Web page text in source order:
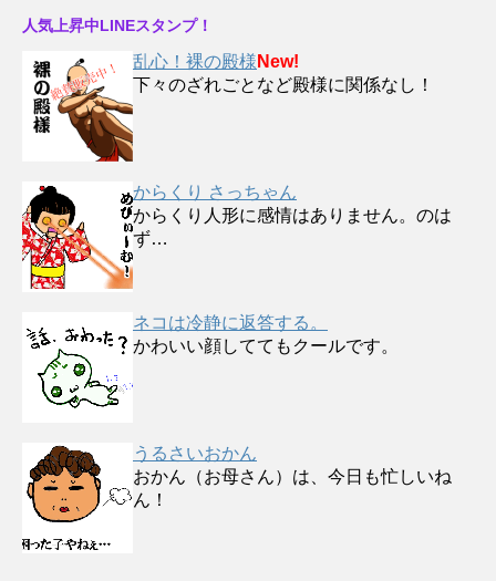
人気上昇中LINEスタンプ！
乱心！裸の殿様 New!
下々のざれごとなど殿様に関係なし！
からくり さっちゃん
からくり人形に感情はありません。のは
ず…
ネコは冷静に返答する。
かわいい顔しててもクールです。
うるさいおかん
おかん（お母さん）は、今日も忙しいね
ん！